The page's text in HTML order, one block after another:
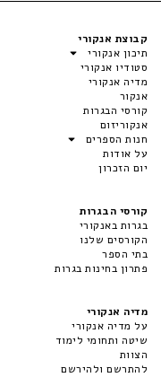
קבוצת אנקורי
תיכון אנקורי
סטודיו אנקורי
מדיה אנקורי
אנקור
קורסי הבגרות
אנקוריזום
חנות הספרים
על אודות
יום הזכרון
קורסי הבגרות
בגרות באנקורי
הקורסים שלנו
בתי הספר
פתרון בחינות בגרות
מדיה אנקורי
על מדיה אנקורי
שיטה ותחומי לימוד
הצוות
להתרשם ולהירשם